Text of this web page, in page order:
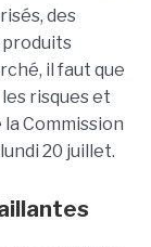
des
il faut que
risques et
Commission
20 juillet.